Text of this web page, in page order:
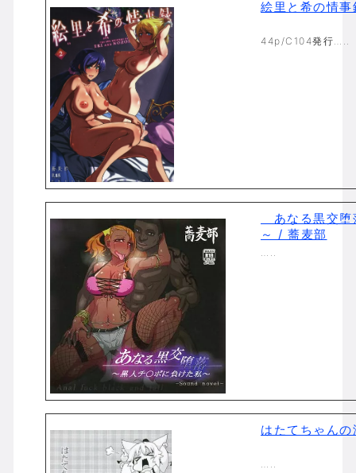
絵里と希の情
44p/C104発行…..
あなる黒交堕
～ / 蕎麦部
…..
はたてちゃん
…..